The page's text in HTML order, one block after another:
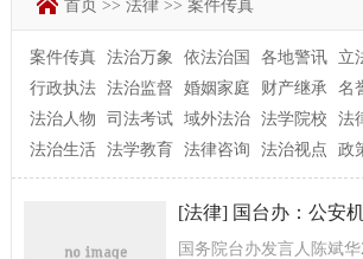
首页 >> 法律 >> 案件传真
案件传真 法治万象 依法治国 各地警讯 立
行政执法
法治监督 婚姻家庭 财产继承 名
法治人物
司法考试 域外法治 法学院校 法
法治生活
法学教育 法律咨询 法治视点 政
[法律] 国台办：公安机关对沈伯洋立案侦查是反对
国务院台办发言人陈斌